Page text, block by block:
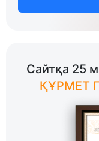
Сайтқа 25
ҚҰРМЕТ